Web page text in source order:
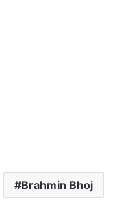
Brahmin Bhoj